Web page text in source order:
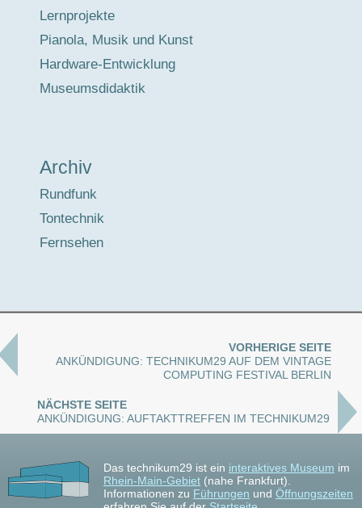
Lernprojekte
Pianola, Musik und Kunst
Hardware-Entwicklung
Museumsdidaktik
Archiv
Rundfunk
Tontechnik
Fernsehen
VORHERIGE SEITE
ANKÜNDIGUNG: TECHNIKUM29 AUF DEM VINTAGE
COMPUTING FESTIVAL BERLIN
NÄCHSTE SEITE
ANKÜNDIGUNG: AUFTAKTTREFFEN IM TECHNIKUM29
Das technikum29 ist ein interaktives Museum im
Rhein-Main-Gebiet (nahe Frankfurt).
Informationen zu Führungen und Öffnungszeiten